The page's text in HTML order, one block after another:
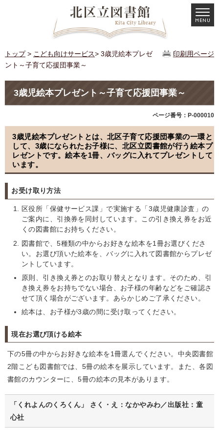
印刷用ページ
トップ> こども向けサービス> 3歳児絵本プレゼ
ント～子育て応援団事業～
3歳児絵本プレゼント～子育て応援団事業～
ページ番号：P-000010
3歳児絵本プレゼントとは、北区子育て応援団事業の一環と
して、3歳になられたお子様に、北区立図書館が行う絵本プ
レゼントです。絵本を1冊、バッグに入れてプレゼントして
います。
お受け取り方法
区役所「保健サービス課」で実施する「3歳児健康診査」の
ご案内に、引換券を同封しています。この引き換え券をお近
くの図書館にお持ちください。
図書館で、5種類の中からお好きな絵本を1冊お選びくださ
い。お選び頂いた絵本を、バッグに入れて図書館からプレゼ
ントしています。
原則、引き換え券とのお取り替えとなります。そのため、引
き換え券をお持ちでない場合、お子様の年齢などをご確認さ
せて頂く場合がございます。あらかじめご了承ください。
絵本は、お子様が3歳の間に受け取ってください。
現在お選び頂ける絵本
下の5冊の中からお好きな絵本を1冊選んでください。中央図書館
2階こども図書館では、5冊の絵本を展示しています。また、各図
書館のカウンターに、5冊の絵本の見本があります。
「くれよんのくろくん」 さく・え：なかやみわ／出版社：童
心社